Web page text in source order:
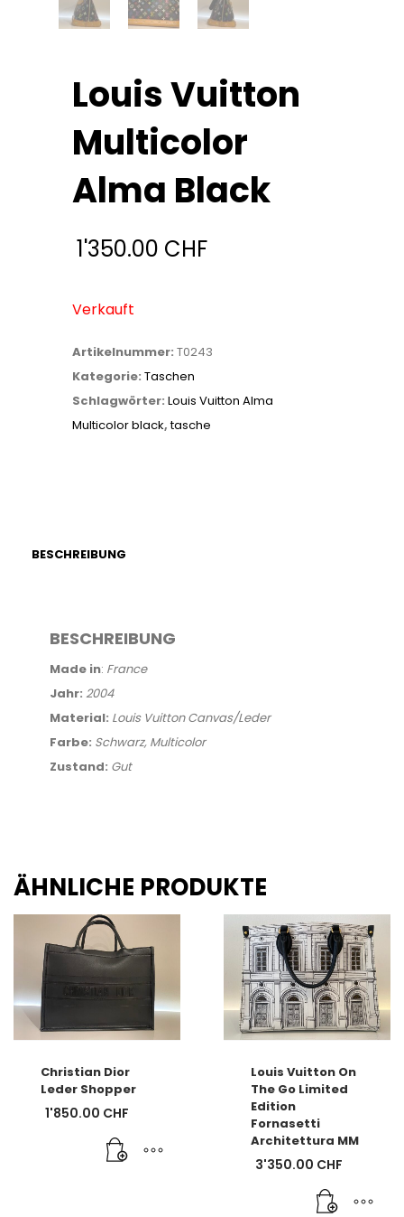
Louis Vuitton
Multicolor
Alma Black
1'350.00 CHF
Verkauft
Artikelnummer: T0243
Kategorie: Taschen
Schlagwörter: Louis Vuitton Alma
Multicolor black,tasche
BESCHREIBUNG
BESCHREIBUNG
Made in: France
Jahr: 2004
Material: Louis Vuitton Canvas/Leder
Farbe: Schwarz, Multicolor
Zustand: Gut
ÄHNLICHE PRODUKTE
Christian Dior
Leder Shopper
1'850.00 CHF
Louis Vuitton On
The Go Limited
Edition
Fornasetti
Architettura MM
3'350.00 CHF